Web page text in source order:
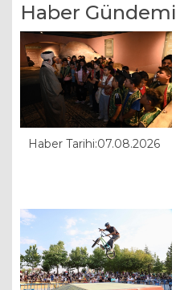
Haber Gündemi
Haber Tarihi:07.08.2026